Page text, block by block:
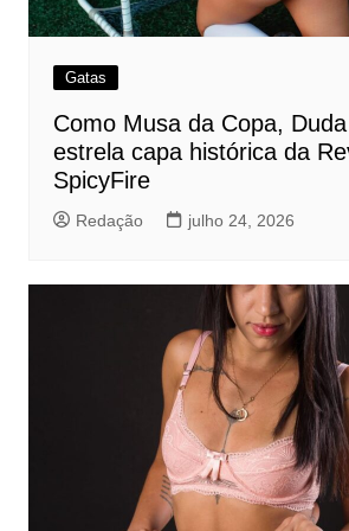
Gatas
Como Musa da Copa,
estrela capa histórica da
SpicyFire
Redação julho 24, 2026